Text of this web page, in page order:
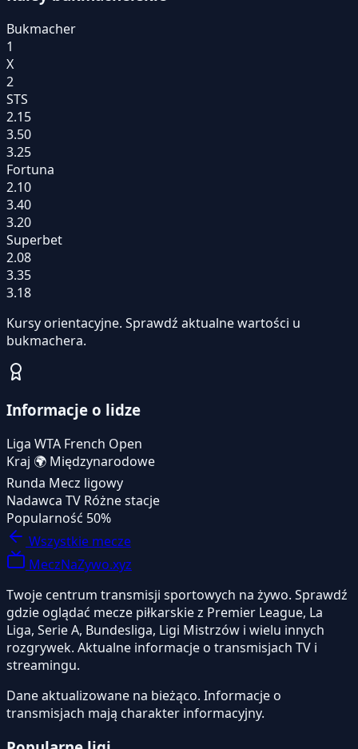
Bukmacher
1
X
2
STS
2.15
3.50
3.25
Fortuna
2.10
3.40
3.20
Superbet
2.08
3.35
3.18
Kursy orientacyjne. Sprawdź aktualne wartości u
bukmachera.
Informacje o lidze
Liga WTA French Open
Kraj 🌍 Międzynarodowe
Runda Mecz ligowy
Nadawca TV Różne stacje
Popularność 50%
Wszystkie mecze
MeczNaZywo.xyz
Twoje centrum transmisji sportowych na żywo. Sprawdź
gdzie oglądać mecze piłkarskie z Premier League, La
Liga, Serie A, Bundesliga, Ligi Mistrzów i wielu innych
rozgrywek. Aktualne informacje o transmisjach TV i
streamingu.
Dane aktualizowane na bieżąco. Informacje o
transmisjach mają charakter informacyjny.